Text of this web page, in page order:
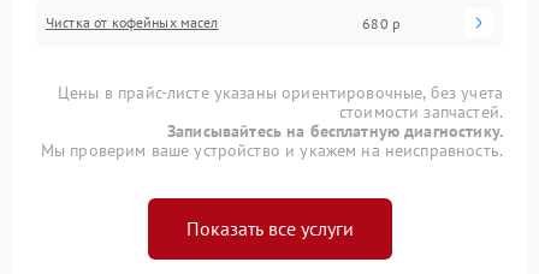
Чистка от кофейных масел 680 р
Цены в прайс-листе указаны ориентировочные, без учета
стоимости запчастей.
Записывайтесь на бесплатную диагностику.
Мы проверим ваше устройство и укажем на неисправность.
Показать все услуги